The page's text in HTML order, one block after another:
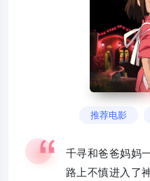
推荐电影
千寻和爸爸妈妈
路上不慎进入了